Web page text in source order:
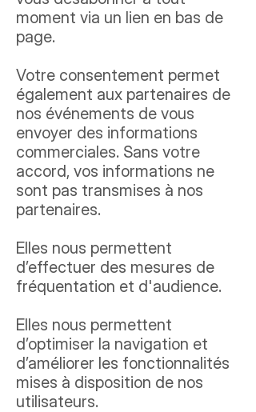
moment via un lien en bas de
page.
Votre consentement permet
également aux partenaires de
nos événements de vous
envoyer des informations
commerciales. Sans votre
accord, vos informations ne
sont pas transmises à nos
partenaires.
Elles nous permettent
d’effectuer des mesures de
fréquentation et d'audience.
Elles nous permettent
d’optimiser la navigation et
d’améliorer les fonctionnalités
mises à disposition de nos
utilisateurs.